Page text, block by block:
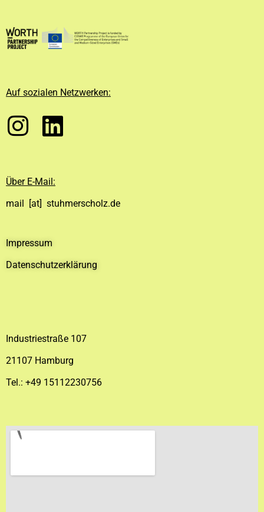
Auf sozialen Netzwerken:
Über E-Mail:
mail [at] stuhmerscholz.de
Impressum
Datenschutzerklärung
Industriestraße 107
21107 Hamburg
Tel.: +49 15112230756